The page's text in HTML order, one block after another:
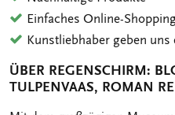
Einfaches Online-
Kunstliebhaber geben
ÜBER REGENSCHIRM:
TULPENVAAS, ROMAN